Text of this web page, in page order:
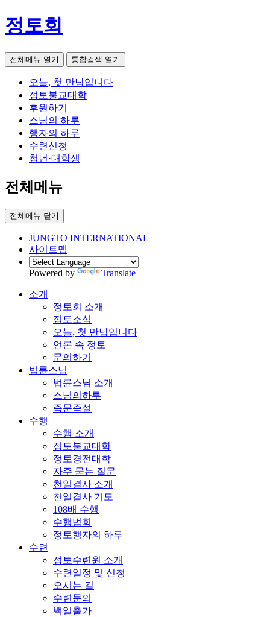
정토회
전체메뉴 열기 통합검색 열기
오늘, 첫 만남입니다
정토불교대학
후원하기
스님의 하루
행자의 하루
수련신청
청년·대학생
전체메뉴
전체메뉴 닫기
JUNGTO INTERNATIONAL
사이트맵
Powered by Translate
소개
정토회 소개
정토소식
오늘, 첫 만남입니다
언론 속 정토
문의하기
법륜스님
법륜스님 소개
스님의하루
즉문즉설
수행
수행 소개
정토불교대학
정토경전대학
자주 묻는 질문
천일결사 소개
천일결사 기도
108배 수행
수행법회
정토행자의 하루
수련
정토수련원 소개
수련일정 및 신청
오시는 길
수련문의
백일출가